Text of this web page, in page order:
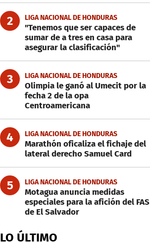
2 LIGA NACIONAL DE HONDURAS
"Tenemos que ser capaces de
sumar de a tres en casa para
asegurar la clasificación"
3 LIGA NACIONAL DE HONDURAS
Olimpia le ganó al Umecit por la
fecha 2 de la opa
Centroamericana
4 LIGA NACIONAL DE HONDURAS
Marathón oficaliza el fichaje del
lateral derecho Samuel Card
5 LIGA NACIONAL DE HONDURAS
Motagua anuncia medidas
especiales para la afición del FAS
de El Salvador
LO ÚLTIMO